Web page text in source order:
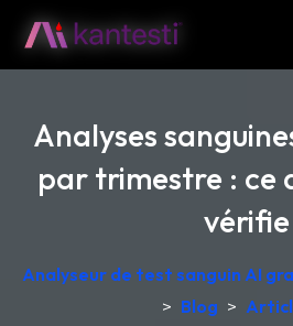
Analyses
par trimestre : ce
vérifie
Analyseur de test sanguin AI
> Blog >